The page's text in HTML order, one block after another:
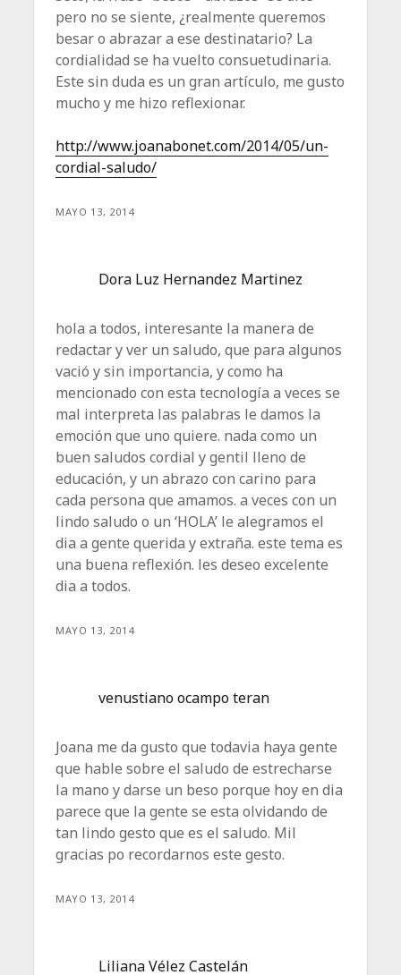
pero no se siente, ¿realmente queremos
besar o abrazar a ese destinatario? La
cordialidad se ha vuelto consuetudinaria.
Este sin duda es un gran artículo, me gusto
mucho y me hizo reflexionar.
http://www.joanabonet.com/2014/05/un-
cordial-saludo/
MAYO 13, 2014
Dora Luz Hernandez Martinez
hola a todos, interesante la manera de
redactar y ver un saludo, que para algunos
vació y sin importancia, y como ha
mencionado con esta tecnología a veces se
mal interpreta las palabras le damos la
emoción que uno quiere. nada como un
buen saludos cordial y gentil lleno de
educación, y un abrazo con carino para
cada persona que amamos. a veces con un
lindo saludo o un ‘HOLA’ le alegramos el
dia a gente querida y extraña. este tema es
una buena reflexión. les deseo excelente
dia a todos.
MAYO 13, 2014
venustiano ocampo teran
Joana me da gusto que todavia haya gente
que hable sobre el saludo de estrecharse
la mano y darse un beso porque hoy en dia
parece que la gente se esta olvidando de
tan lindo gesto que es el saludo. Mil
gracias po recordarnos este gesto.
MAYO 13, 2014
Liliana Vélez Castelán